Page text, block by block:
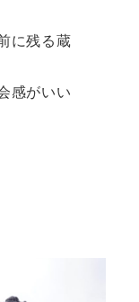
に残る蔵
感がいい